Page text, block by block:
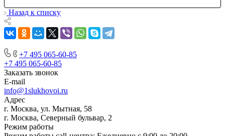
Назад к списку
+7 495 065-60-85
+7 495 065-60-85
Заказать звонок
E-mail
info@1slukhovoi.ru
Адрес
г. Москва, ул. Мытная, 58
г. Москва, Северный бульвар, 2
Режим работы